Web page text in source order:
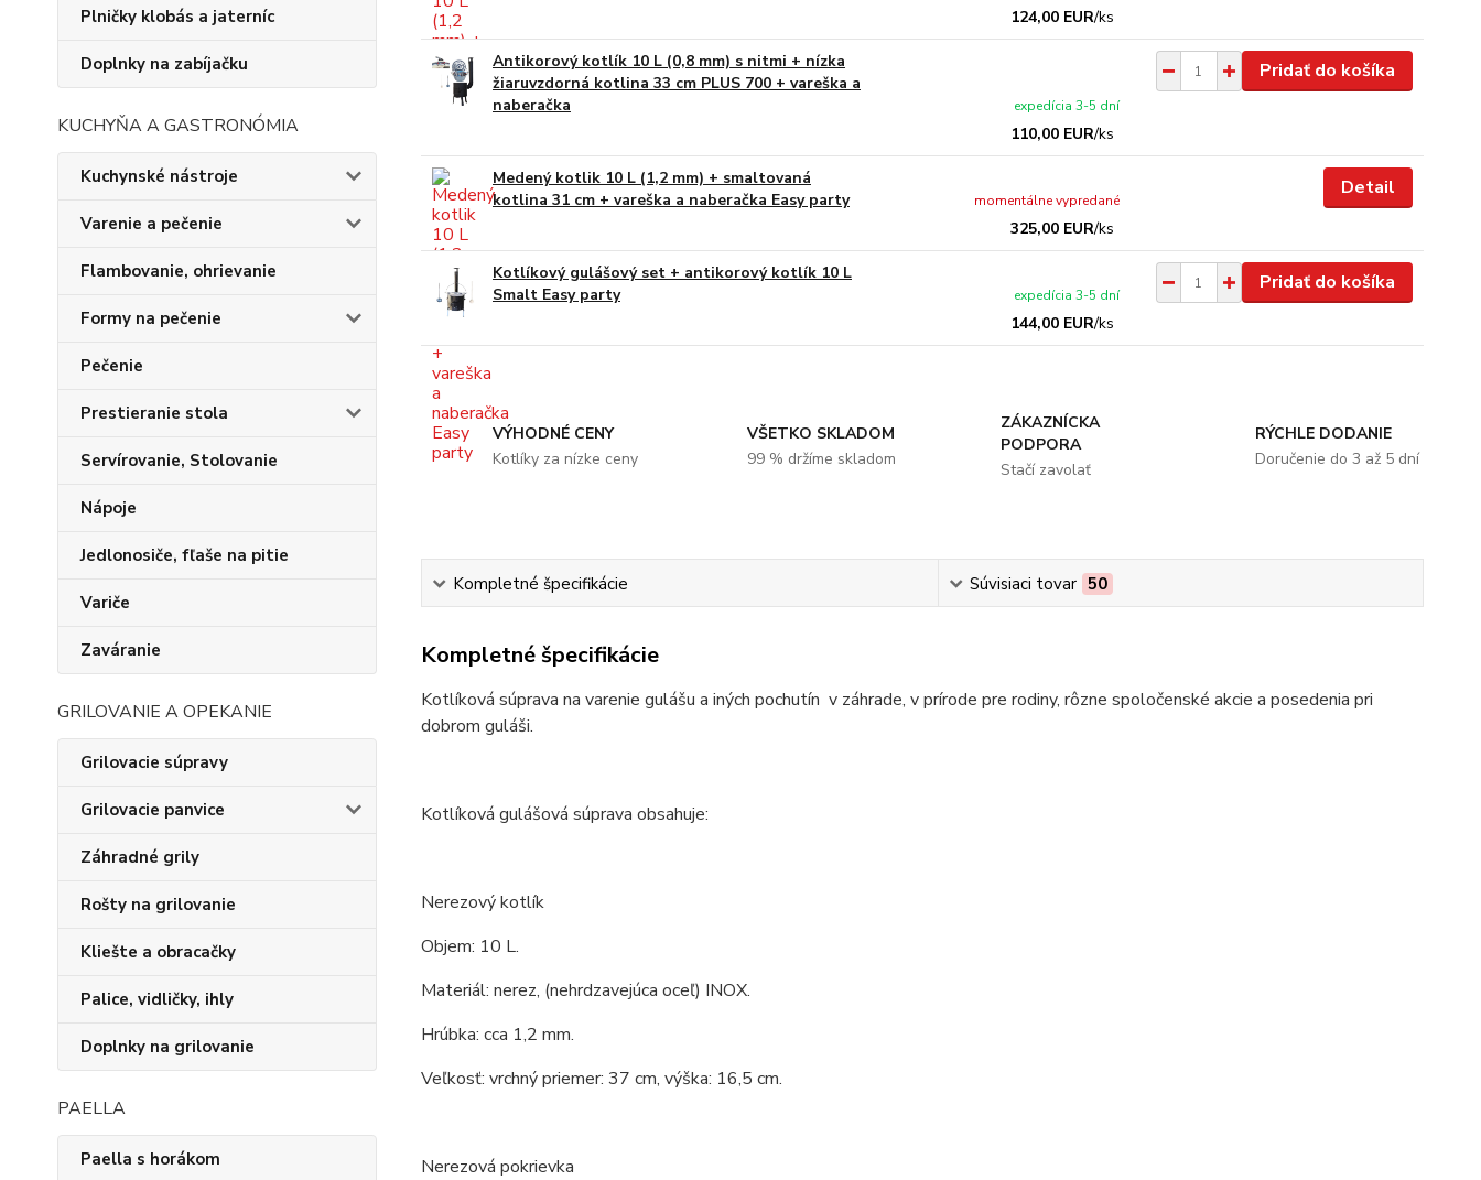
Plničky klobás a jaterníc
Doplnky na zabíjačku
KUCHYŇA A GASTRONÓMIA
Kuchynské nástroje
Varenie a pečenie
Flambovanie, ohrievanie
Formy na pečenie
Pečenie
Prestieranie stola
Servírovanie, Stolovanie
Nápoje
Jedlonosiče, fľaše na pitie
Variče
Zaváranie
GRILOVANIE A OPEKANIE
Grilovacie súpravy
Grilovacie panvice
Záhradné grily
Rošty na grilovanie
Kliešte a obracačky
Palice, vidličky, ihly
Doplnky na grilovanie
PAELLA
Paella s horákom
124,00 EUR/ks
Antikorový kotlík 10 L (0,8 mm) s nitmi + nízka
žiaruvzdorná kotlina 33 cm PLUS 700 + vareška a
naberačka
110,00 EUR/ks
expedícia 3-5 dní
Pridať do košíka
Medený kotlik 10 L (1,2 mm) + smaltovaná
kotlina 31 cm + vareška a naberačka Easy party
325,00 EUR/ks
momentálne vypredané
Detail
Kotlíkový gulášový set + antikorový kotlík 10 L
Smalt Easy party
144,00 EUR/ks
expedícia 3-5 dní
Pridať do košíka
VÝHODNÉ CENY
Kotlíky za nízke ceny
VŠETKO SKLADOM
99 % držíme skladom
ZÁKAZNÍCKA
PODPORA
Stačí zavolať
RÝCHLE DODANIE
Doručenie do 3 až 5 dní
Kompletné špecifikácie Súvisiaci tovar 50
Kompletné špecifikácie
Kotlíková súprava na varenie gulášu a iných pochutín v záhrade, v prírode pre rodiny, rôzne spoločenské akcie a posedenia pri
dobrom guláši.
Kotlíková gulášová súprava obsahuje:
Nerezový kotlík
Objem: 10 L.
Materiál: nerez, (nehrdzavejúca oceľ) INOX.
Hrúbka: cca 1,2 mm.
Veľkosť: vrchný priemer: 37 cm, výška: 16,5 cm.
Nerezová pokrievka